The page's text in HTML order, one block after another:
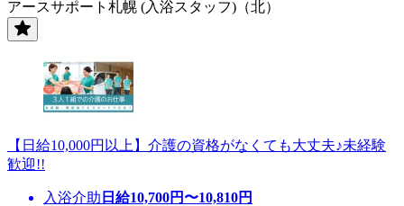
アースサポート札幌 (入浴スタッフ)（北）
【日給10,000円以上】介護の資格がなくても大丈夫♪未経験
歓迎!!
入浴介助 日給10,700円〜10,810円